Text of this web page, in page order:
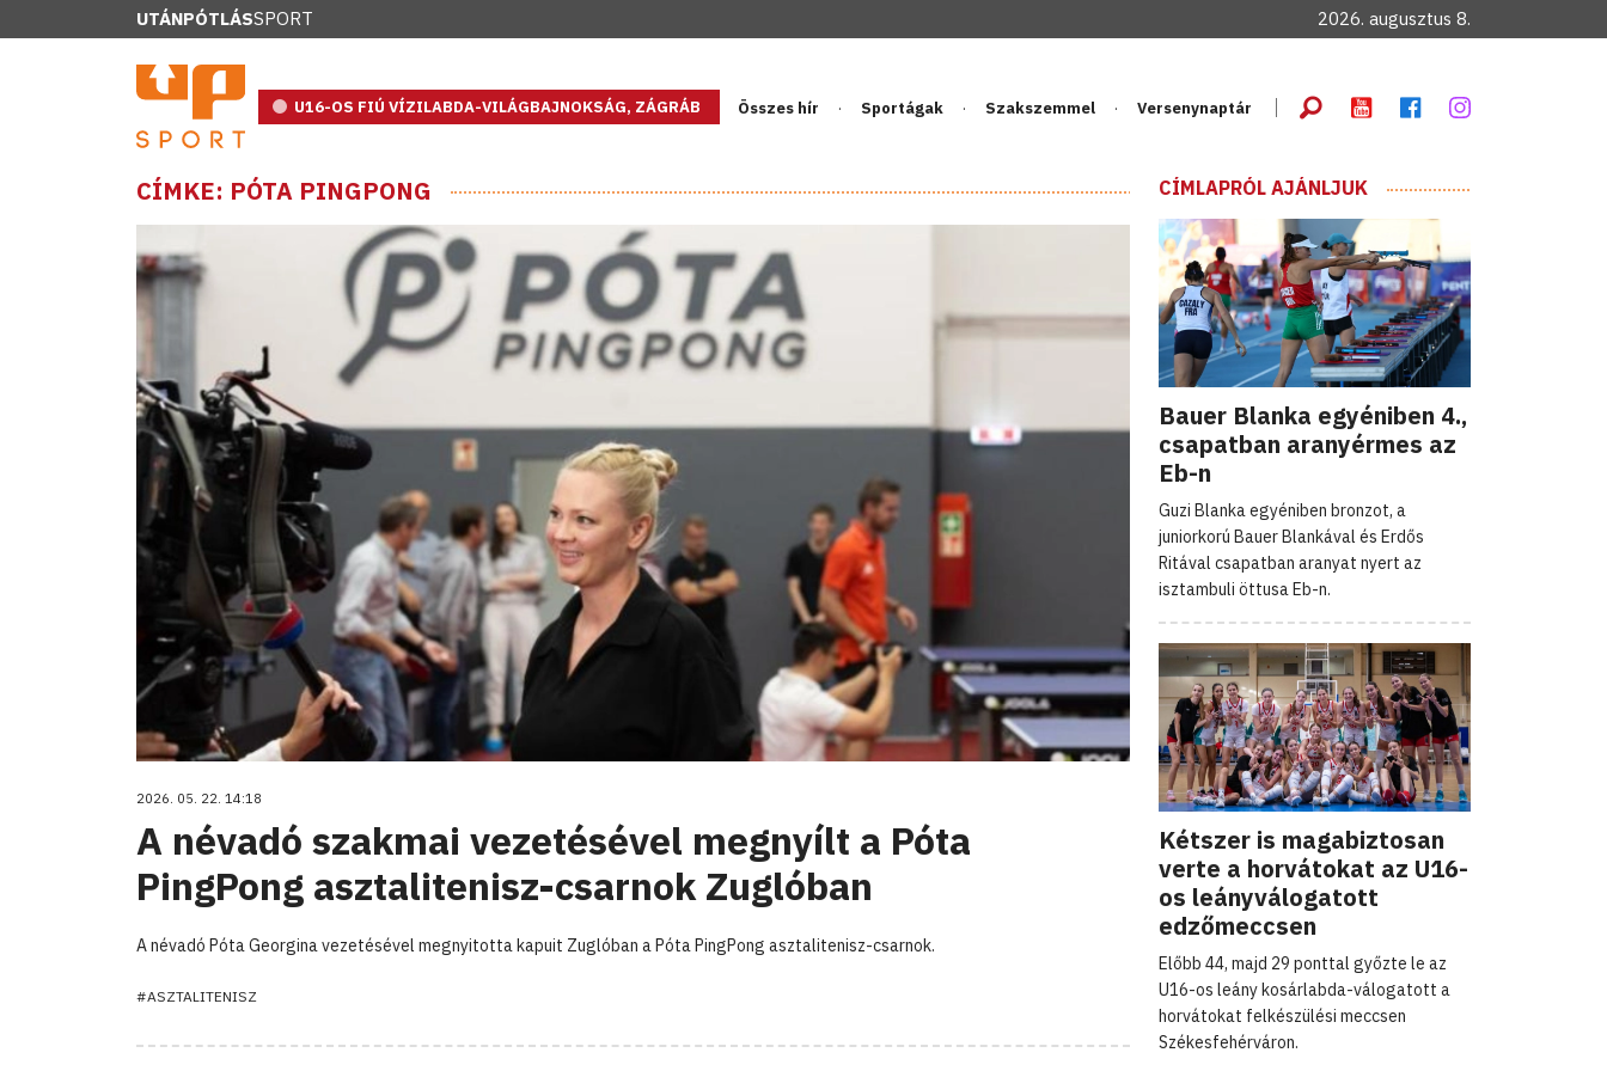
UTÁNPÓTLÁSSPORT 2026. augusztus 8.
U16-OS FIÚ VÍZILABDA-VILÁGBAJNOKSÁG, ZÁGRÁB Összes hír Sportágak Szakszemmel Versenynaptár
CÍMKE: PÓTA PINGPONG
2026. 05. 22. 14:18
A névadó szakmai vezetésével megnyílt a Póta
PingPong asztalitenisz-csarnok Zuglóban
A névadó Póta Georgina vezetésével megnyitotta kapuit Zuglóban a Póta PingPong asztalitenisz-csarnok.
#ASZTALITENISZ
CÍMLAPRÓL AJÁNLJUK
Bauer Blanka egyéniben 4.,
csapatban aranyérmes az
Eb-n
Guzi Blanka egyéniben bronzot, a
juniorkorú Bauer Blankával és Erdős
Ritával csapatban aranyat nyert az
isztambuli öttusa Eb-n.
Kétszer is magabiztosan
verte a horvátokat az U16-
os leányválogatott
edzőmeccsen
Előbb 44, majd 29 ponttal győzte le az
U16-os leány kosárlabda-válogatott a
horvátokat felkészülési meccsen
Székesfehérváron.